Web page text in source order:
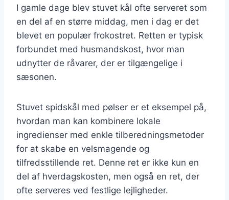
I gamle dage blev stuvet kål ofte serveret som
en del af en større middag, men i dag er det
blevet en populær frokostret. Retten er typisk
forbundet med husmandskost, hvor man
udnytter de råvarer, der er tilgængelige i
sæsonen.
Stuvet spidskål med pølser er et eksempel på,
hvordan man kan kombinere lokale
ingredienser med enkle tilberedningsmetoder
for at skabe en velsmagende og
tilfredsstillende ret. Denne ret er ikke kun en
del af hverdagskosten, men også en ret, der
ofte serveres ved festlige lejligheder.